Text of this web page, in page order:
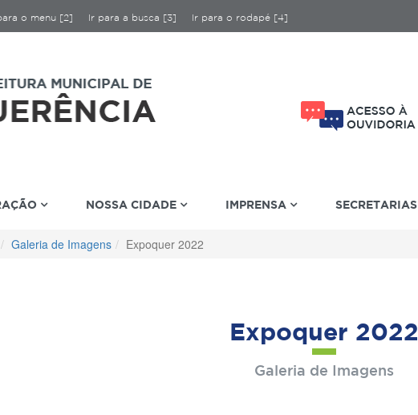
o menu [2] Ir para a busca [3] Ir para o rodapé [4]
NOSSA CIDADE IMPRENSA SECRETARIAS
Galeria de Imagens Expoquer 2022
Expoquer 2022
Galeria de Imagens